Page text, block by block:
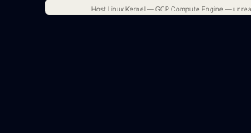
Host Linux Kernel — GCP Compute Engine —